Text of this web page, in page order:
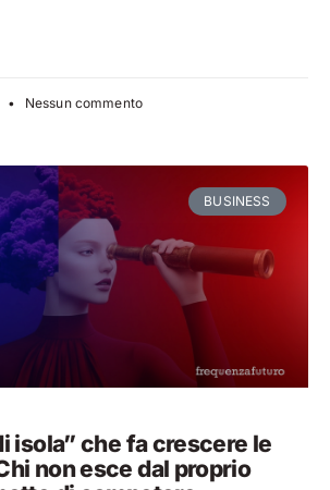
Nessun commento
BUSINESS
isola” che fa crescere le
non esce dal proprio